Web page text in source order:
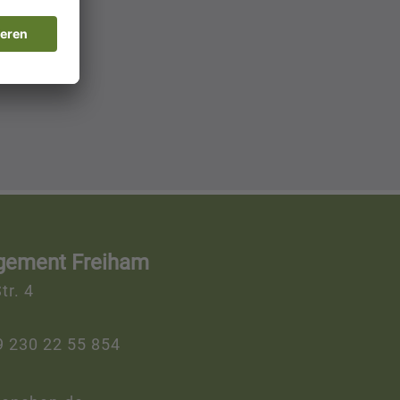
Freiham
4
230 22 55 854